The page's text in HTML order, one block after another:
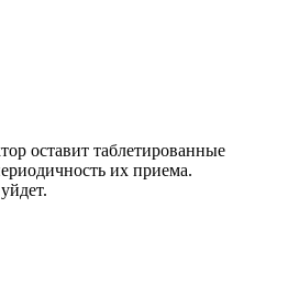
оставит таблетированные
их приема.